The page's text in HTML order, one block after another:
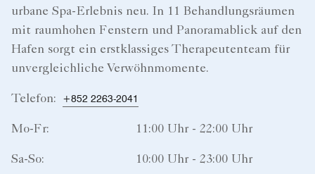
urbane Spa-Erlebnis neu. In 11 Behandlungsräumen
mit raumhohen Fenstern und Panoramablick auf den
Hafen sorgt ein erstklassiges Therapeutenteam für
unvergleichliche Verwöhnmomente.
Telefon: +852 2263-2041
Mo-Fr: 11:00 Uhr - 22:00 Uhr
Sa-So: 10:00 Uhr - 23:00 Uhr